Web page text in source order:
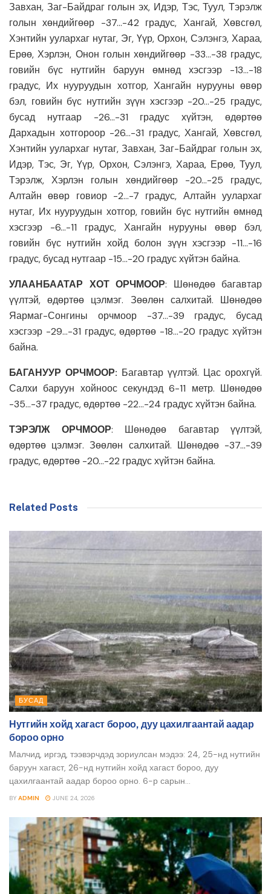
Завхан, Заг-Байдраг голын эх, Идэр, Тэс, Туул, Тэрэлж
голын хөндийгөөр -37…-42 градус, Хангай, Хөвсгөл,
Хэнтийн уулархаг нутаг, Эг, Үүр, Орхон, Сэлэнгэ, Хараа,
Ерөө, Хэрлэн, Онон голын хөндийгөөр -33…-38 градус,
говийн бүс нутгийн баруун өмнөд хэсгээр -13…-18
градус, Их нууруудын хотгор, Хангайн нурууны өвөр
бэл, говийн бүс нутгийн зүүн хэсгээр -20…-25 градус,
бусад нутгаар -26…-31 градус хүйтэн, өдөртөө
Дархадын хотгороор -26…-31 градус, Хангай, Хөвсгөл,
Хэнтийн уулархаг нутаг, Завхан, Заг-Байдраг голын эх,
Идэр, Тэс, Эг, Үүр, Орхон, Сэлэнгэ, Хараа, Ерөө, Туул,
Тэрэлж, Хэрлэн голын хөндийгөөр -20…-25 градус,
Алтайн өвөр говиор -2…-7 градус, Алтайн уулархаг
нутаг, Их нууруудын хотгор, говийн бүс нутгийн өмнөд
хэсгээр -6…-11 градус, Хангайн нурууны өвөр бэл,
говийн бүс нутгийн хойд болон зүүн хэсгээр -11…-16
градус, бусад нутгаар -15…-20 градус хүйтэн байна.
УЛААНБААТАР ХОТ ОРЧМООР: Шөнөдөө багавтар
үүлтэй, өдөртөө цэлмэг. Зөөлөн салхитай. Шөнөдөө
Яармаг-Сонгины орчмоор -37…-39 градус, бусад
хэсгээр -29…-31 градус, өдөртөө -18…-20 градус хүйтэн
байна.
БАГАНУУР ОРЧМООР: Багавтар үүлтэй. Цас орохгүй.
Салхи баруун хойноос секундэд 6-11 метр. Шөнөдөө
-35…-37 градус, өдөртөө -22…-24 градус хүйтэн байна.
ТЭРЭЛЖ ОРЧМООР: Шөнөдөө багавтар үүлтэй,
өдөртөө цэлмэг. Зөөлөн салхитай. Шөнөдөө -37…-39
градус, өдөртөө -20…-22 градус хүйтэн байна.
Related Posts
БУСАД
Нутгийн хойд хагаст бороо, дуу цахилгаантай аадар
бороо орно
Малчид, иргэд, тээвэрчдэд зориулсан мэдээ: 24, 25-нд нутгийн
баруун хагаст, 26-нд нутгийн хойд хагаст бороо, дуу
цахилгаантай аадар бороо орно. 6-р сарын...
BY ADMIN JUNE 24, 2026